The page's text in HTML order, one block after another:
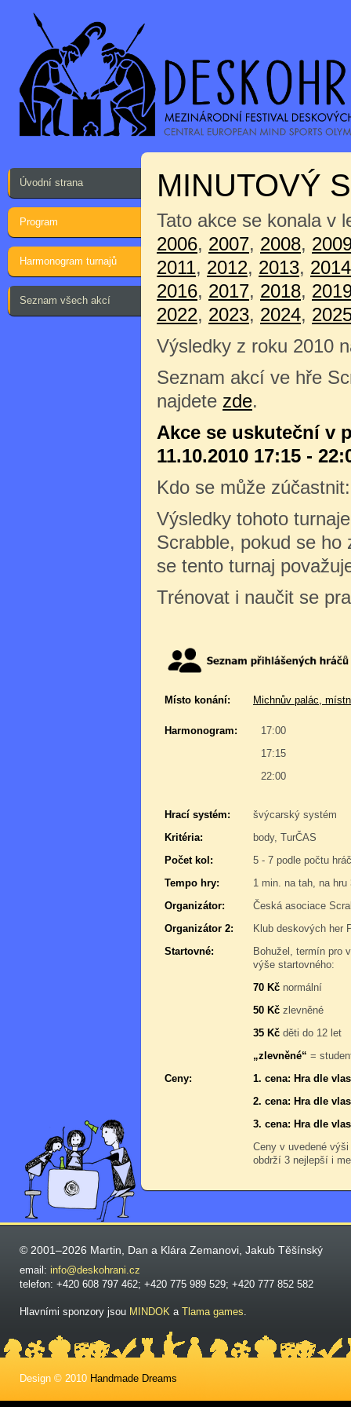
Úvodní strana
Program
Harmonogram turnajů
Seznam všech akcí
MINUTOVÝ
Tato akce se konala v
2006, 2007, 2008,
2011, 2012, 2013, 2014
2016, 2017, 2018,
2022, 2023, 2024,
Výsledky z roku 2010
Seznam akcí ve hře
najdete zde.
Akce se uskuteční v
11.10.2010 17:15 -
Kdo se může
Výsledky tohoto
Scrabble, pokud se
se tento turnaj
Trénovat i naučit se
Místo konání: Michnův palác,
Harmonogram:
17:00
17:15
22:00
Hrací systém:
švýcarský systém
Kritéria:
body, TurČAS
Počet kol:
5 - 7 podle počtu
Tempo hry:
1 min. na tah, na
Organizátor:
Česká asociace
Organizátor 2:
Klub deskových her
Startovné:
Bohužel, termín pro
výše startovného:
70 Kč normální
50 Kč zlevněné
35 Kč děti do 12 let
„zlevněné“ =
Ceny:
1. cena: Hra dle
2. cena: Hra dle
3. cena: Hra dle
Ceny v uvedené
obdrží 3 nejlepší i
© 2001–2026 Martin, Dan a Klára Zemanovi, Jakub Těšínský
email: info@deskohrani.cz
telefon: +420 608 797 462; +420 775 989 529; +420 777 852 582
Hlavními sponzory jsou MINDOK a Tlama games.
Design © 2010 Handmade Dreams